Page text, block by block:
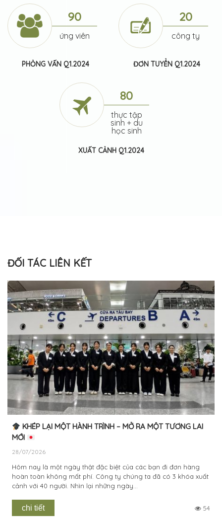
90
ứng viên
PHỎNG VẤN Q1.2024
20
công ty
ĐƠN TUYỂN Q1.2024
80
thực tập
sinh + du
học sinh
XUẤT CẢNH Q1.2024
ĐỐI TÁC LIÊN KẾT
KHÉP LẠI MỘT HÀNH TRÌNH – MỞ RA MỘT TƯƠNG LAI
MỚI
28/07/2026
Hôm nay là một ngày thật đặc biệt của các bạn đi đơn hàng
hoàn toàn không mất phí. Công ty chúng ta đã có 3 khóa xuất
cảnh với 40 người. Nhìn lại những ngày...
chi tiết 54